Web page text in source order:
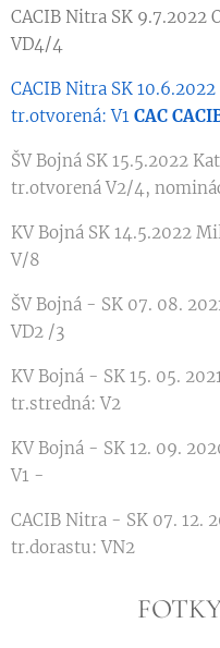
CACIB Nitra SK 9.7.2022
VD4/4
CACIB Nitra SK
tr.otvorená: V1 CAC
ŠV Bojná SK 15.5.2022
tr.otvorená V2/4,
KV Bojná SK 14.5.2022
V/8
ŠV Bojná - SK 07. 08.
VD2 /3
KV Bojná - SK 15. 05.
tr.stredná: V2
KV Bojná - SK 12. 09.
V1 -
CACIB Nitra - SK 07. 12.
tr.dorastu: VN2